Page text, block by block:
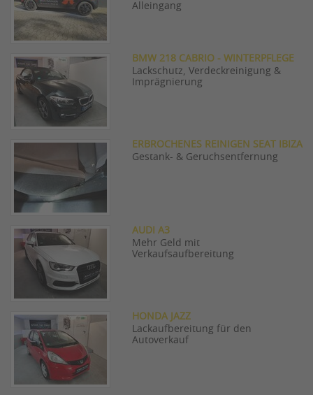
Alleingang
BMW 218 CABRIO - WINTERPFLEGE
Lackschutz, Verdeckreinigung &
Imprägnierung
ERBROCHENES REINIGEN SEAT IBIZA
Gestank- & Geruchsentfernung
AUDI A3
Mehr Geld mit
Verkaufsaufbereitung
HONDA JAZZ
Lackaufbereitung für den
Autoverkauf